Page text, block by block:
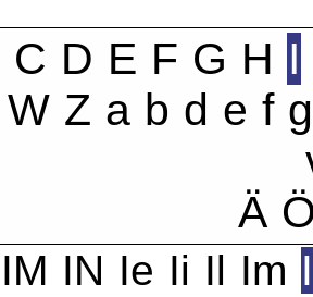
C D E F G H I
W Z a b d e f g
Ä
IM IN Ie Ii Il Im